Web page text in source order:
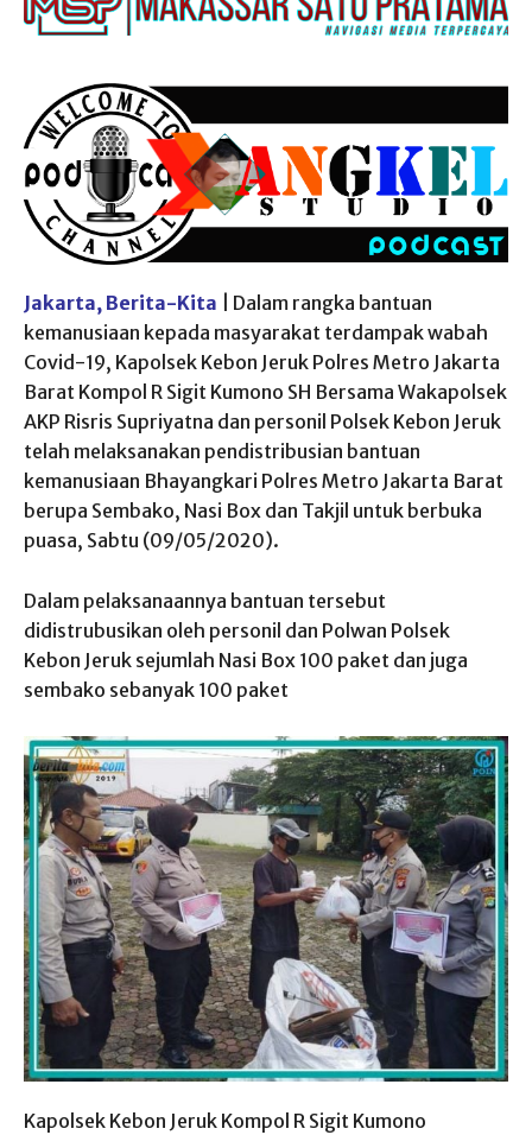
Jakarta, Berita-Kita | Dalam rangka bantuan
kemanusiaan kepada masyarakat terdampak wabah
Covid-19, Kapolsek Kebon Jeruk Polres Metro Jakarta
Barat Kompol R Sigit Kumono SH Bersama Wakapolsek
AKP Risris Supriyatna dan personil Polsek Kebon Jeruk
telah melaksanakan pendistribusian bantuan
kemanusiaan Bhayangkari Polres Metro Jakarta Barat
berupa Sembako, Nasi Box dan Takjil untuk berbuka
puasa, Sabtu (09/05/2020).
Dalam pelaksanaannya bantuan tersebut
didistrubusikan oleh personil dan Polwan Polsek
Kebon Jeruk sejumlah Nasi Box 100 paket dan juga
sembako sebanyak 100 paket
Kapolsek Kebon Jeruk Kompol R Sigit Kumono